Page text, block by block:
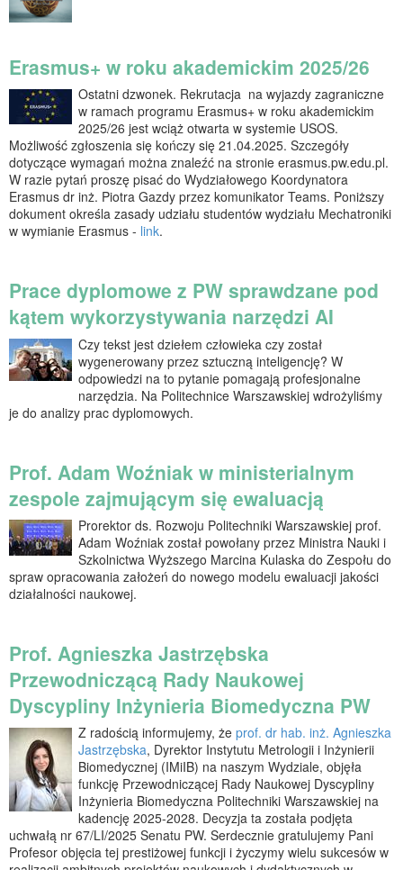
Erasmus+ w roku akademickim 2025/26
Ostatni dzwonek. Rekrutacja na wyjazdy zagraniczne
w ramach programu Erasmus+ w roku akademickim
2025/26 jest wciąż otwarta w systemie USOS.
Możliwość zgłoszenia się kończy się 21.04.2025. Szczegóły
dotyczące wymagań można znaleźć na stronie erasmus.pw.edu.pl.
W razie pytań proszę pisać do Wydziałowego Koordynatora
Erasmus dr inż. Piotra Gazdy przez komunikator Teams. Poniższy
dokument określa zasady udziału studentów wydziału Mechatroniki
w wymianie Erasmus - link.
Prace dyplomowe z PW sprawdzane pod
kątem wykorzystywania narzędzi AI
Czy tekst jest dziełem człowieka czy został
wygenerowany przez sztuczną inteligencję? W
odpowiedzi na to pytanie pomagają profesjonalne
narzędzia. Na Politechnice Warszawskiej wdrożyliśmy
je do analizy prac dyplomowych.
Prof. Adam Woźniak w ministerialnym
zespole zajmującym się ewaluacją
Prorektor ds. Rozwoju Politechniki Warszawskiej prof.
Adam Woźniak został powołany przez Ministra Nauki i
Szkolnictwa Wyższego Marcina Kulaska do Zespołu do
spraw opracowania założeń do nowego modelu ewaluacji jakości
działalności naukowej.
Prof. Agnieszka Jastrzębska
Przewodniczącą Rady Naukowej
Dyscypliny Inżynieria Biomedyczna PW
Z radością informujemy, że prof. dr hab. inż. Agnieszka
Jastrzębska, Dyrektor Instytutu Metrologii i Inżynierii
Biomedycznej (IMiIB) na naszym Wydziale, objęła
funkcję Przewodniczącej Rady Naukowej Dyscypliny
Inżynieria Biomedyczna Politechniki Warszawskiej na
kadencję 2025-2028. Decyzja ta została podjęta
uchwałą nr 67/LI/2025 Senatu PW. Serdecznie gratulujemy Pani
Profesor objęcia tej prestiżowej funkcji i życzymy wielu sukcesów w